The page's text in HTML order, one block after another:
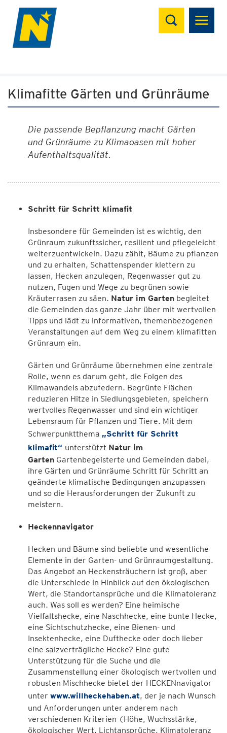
Suchen
Klimafitte Gärten und Grünräume
Die passende Bepflanzung macht Gärten
und Grünräume zu Klimaoasen mit hoher
Aufenthaltsqualität.
Schritt für Schritt klimafit
Insbesondere für Gemeinden ist es wichtig, den
Grünraum zukunftssicher, resilient und pflegeleicht
weiterzuentwickeln. Dazu zählt, Bäume zu pflanzen
und zu erhalten, Schattenspender klettern zu
lassen, Hecken anzulegen, Regenwasser gut zu
nutzen, Fugen und Wege zu begrünen sowie
Kräuterrasen zu säen. Natur im Garten begleitet
die Gemeinden das ganze Jahr über mit wertvollen
Tipps und lädt zu informativen, themenbezogenen
Veranstaltungen auf dem Weg zu einem klimafitten
Grünraum ein.
Gärten und Grünräume übernehmen eine zentrale
Rolle, wenn es darum geht, die Folgen des
Klimawandels abzufedern. Begrünte Flächen
reduzieren Hitze in Siedlungsgebieten, speichern
wertvolles Regenwasser und sind ein wichtiger
Lebensraum für Pflanzen und Tiere. Mit dem
Schwerpunktthema „Schritt für Schritt
klimafit“ unterstützt Natur im
Garten Gartenbegeisterte und Gemeinden dabei,
ihre Gärten und Grünräume Schritt für Schritt an
geänderte klimatische Bedingungen anzupassen
und so die Herausforderungen der Zukunft zu
meistern.
Heckennavigator
Hecken und Bäume sind beliebte und wesentliche
Elemente in der Garten- und Grünraumgestaltung.
Das Angebot an Heckensträuchern ist groß, aber
die Unterschiede in Hinblick auf den ökologischen
Wert, die Standortansprüche und die Klimatoleranz
auch. Was soll es werden? Eine heimische
Vielfaltshecke, eine Naschhecke, eine bunte Hecke,
eine Sichtschutzhecke, eine Bienen- und
Insektenhecke, eine Dufthecke oder doch lieber
eine salzverträgliche Hecke? Eine gute
Unterstützung für die Suche und die
Zusammenstellung einer ökologisch wertvollen und
robusten Mischhecke bietet der HECKENnavigator
unter www.willheckehaben.at, der je nach Wunsch
und Anforderungen unter anderem nach
verschiedenen Kriterien (Höhe, Wuchsstärke,
ökologischer Wert, Lichtansprüche, Klimatoleranz